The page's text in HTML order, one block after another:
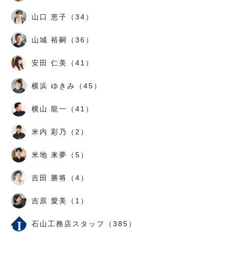
山口 恵子（34）
山城 裕嗣（36）
安田 仁美（41）
横浜 ゆきみ（45）
横山 龍一（41）
米内 彩乃（2）
米地 来夢（5）
吉田 勝将（4）
吉原 愛美（1）
石山工務店スタッフ（385）